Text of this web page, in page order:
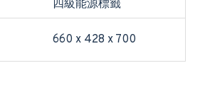
四級能源標籤
660 x 428 x 700